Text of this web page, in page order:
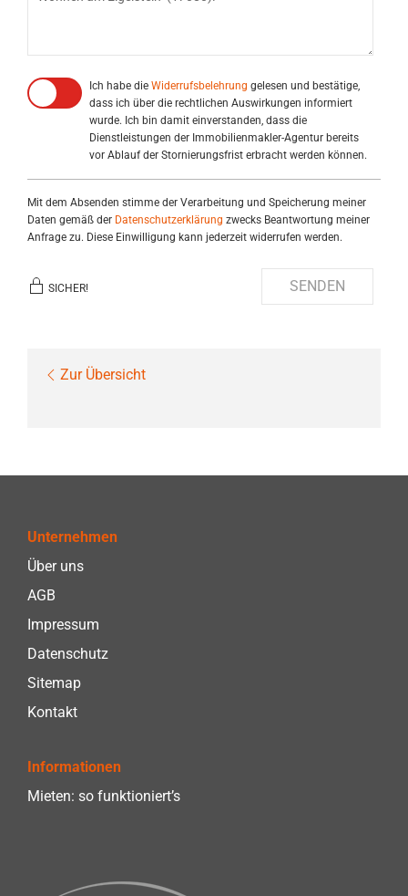
Ich habe die Widerrufsbelehrung gelesen und bestätige,
dass ich über die rechtlichen Auswirkungen informiert
wurde. Ich bin damit einverstanden, dass die
Dienstleistungen der Immobilienmakler-Agentur bereits
vor Ablauf der Stornierungsfrist erbracht werden können.
Mit dem Absenden stimme der Verarbeitung und Speicherung meiner
Daten gemäß der Datenschutzerklärung zwecks Beantwortung meiner
Anfrage zu. Diese Einwilligung kann jederzeit widerrufen werden.
SICHER! SENDEN
Zur Übersicht
Unternehmen
Über uns
AGB
Impressum
Datenschutz
Sitemap
Kontakt
Informationen
Mieten: so funktioniert’s